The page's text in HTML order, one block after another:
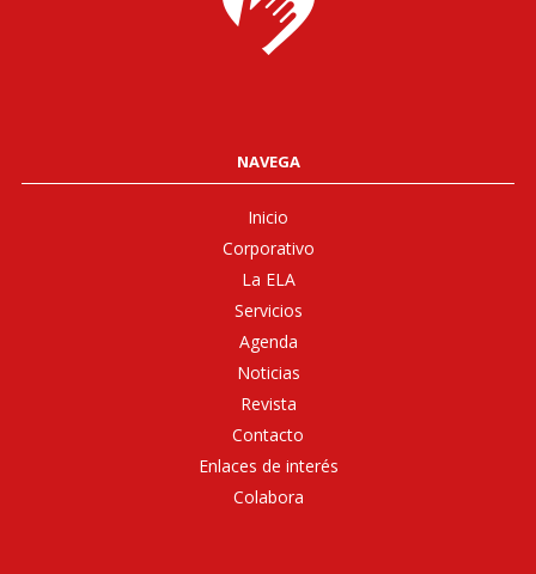
NAVEGA
Inicio
Corporativo
La ELA
Servicios
Agenda
Noticias
Revista
Contacto
Enlaces de interés
Colabora